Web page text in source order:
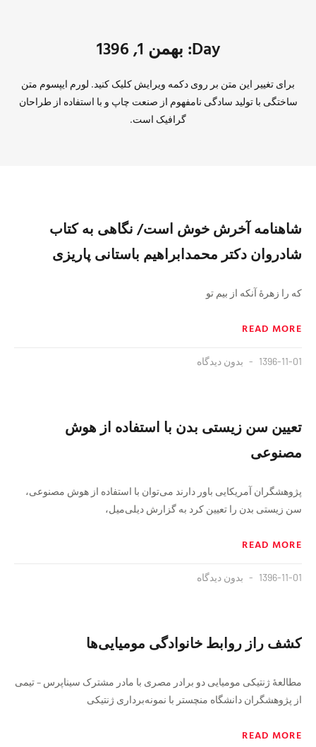
Day: بهمن 1, 1396
برای تغییر این متن بر روی دکمه ویرایش کلیک کنید. لورم ایپسوم متن
ساختگی با تولید سادگی نامفهوم از صنعت چاپ و با استفاده از طراحان
گرافیک است.
شاهنامه آخرش خوش است/ نگاهی به کتاب
شادروان دکتر محمدابراهیم باستانی‌ پاریزی
که را زهرهٔ آنکه از بیم تو
READ MORE
1396-11-01 بدون دیدگاه
تعیین سن زیستی بدن با استفاده از هوش
مصنوعی
پژوهشگران آمریکایی باور دارند می‌توان با استفاده از هوش مصنوعی،
سن زیستی بدن را تعیین کرد به گزارش دیلی‌میل،
READ MORE
1396-11-01 بدون دیدگاه
کشف راز روابط خانوادگی مومیایی‌ها
مطالعهٔ ژنتیکی مومیایی دو برادر مصری با مادر مشترک سیناپرس – تیمی
از پژوهشگران دانشگاه منچستر با نمونه‌برداری ژنتیکی
READ MORE